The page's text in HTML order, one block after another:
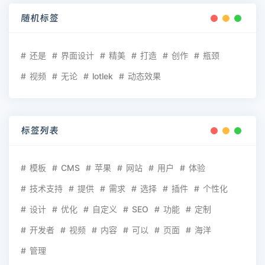
随机标签
还是 界面设计 精美 打造 创作 瓶颈
视频 无论 lotlek 动态效果
标签列表
模板 CMS 苹果 网站 用户 体验
技术支持 提供 需求 选择 插件 个性化
设计 优化 自定义 SEO 功能 定制
开发者 视频 内容 可以 页面 海洋
管理